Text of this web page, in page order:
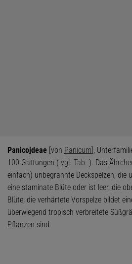
Panicoideae [von Panicum],
100 Gattungen ( vgl. Tab. ). Das
einfach) unbegrannte Deckspelzen; die
eine staminate Blüte oder ist leer, die
Blüte; die verhärtete Vorspelze bildet
überwiegend tropisch verbreitete
Pflanzen sind.